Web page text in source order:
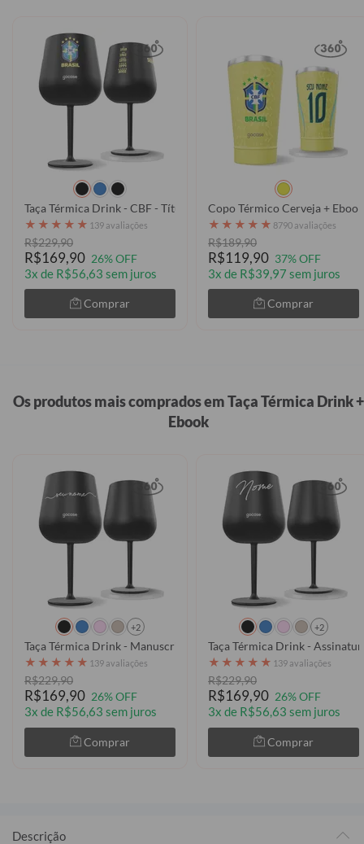
Taça Térmica Drink - CBF - Títulos
★ ★ ★ ★ ★ 139 avaliações
R$229,90
R$169,90 26% OFF
3x de R$56,63 sem juros
Comprar
Copo Térmico Cerveja +
★ ★ ★ ★ ★ 8790 avaliações
R$189,90
R$119,90 37% OFF
3x de R$39,97 sem juros
Comprar
Os produtos mais comprados em Taça Térmica Drink +
Ebook
+2
Taça Térmica Drink - Manuscrita
★ ★ ★ ★ ★ 139 avaliações
R$229,90
R$169,90 26% OFF
3x de R$56,63 sem juros
Comprar
+2
Taça Térmica Drink -
★ ★ ★ ★ ★ 139 avaliações
R$229,90
R$169,90 26% OFF
3x de R$56,63 sem juros
Comprar
Descrição